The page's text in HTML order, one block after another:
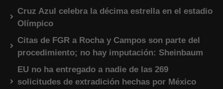
Cruz Azul celebra la décima estrella en el estadio
Olímpico
Citas de FGR a Rocha y Campos son parte del
procedimiento; no hay imputación: Sheinbaum
EU no ha entregado a nadie de las 269
solicitudes de extradición hechas por México